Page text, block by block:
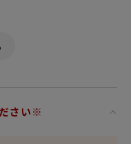
ェ）」。
さい※